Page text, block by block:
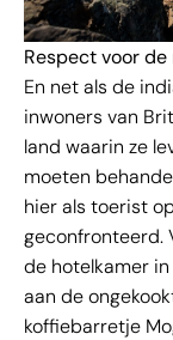
Respect voor
En net als de
inwoners van
land waarin ze
moeten
hier als toerist
geconfronteerd.
de hotelkamer
aan de
koffiebarretje